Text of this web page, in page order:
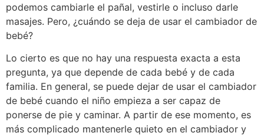
podemos cambiarle el pañal, vestirle o incluso darle
masajes. Pero, ¿cuándo se deja de usar el cambiador de
bebé?
Lo cierto es que no hay una respuesta exacta a esta
pregunta, ya que depende de cada bebé y de cada
familia. En general, se puede dejar de usar el cambiador
de bebé cuando el niño empieza a ser capaz de
ponerse de pie y caminar. A partir de ese momento, es
más complicado mantenerle quieto en el cambiador y